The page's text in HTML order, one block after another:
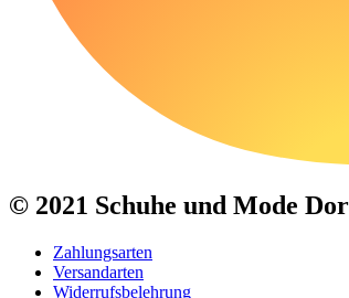
© 2021 Schuhe und Mode
Zahlungsarten
Versandarten
Widerrufsbelehrung